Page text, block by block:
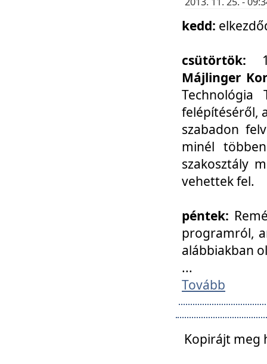
kedd:
csütörtök:
Májlinger
Technológia
felépítéséről,
szabadon
minél
szakosztály
vehettek fel.
péntek:
programról,
alábbiakban
...
Tovább
Kopirájt meg